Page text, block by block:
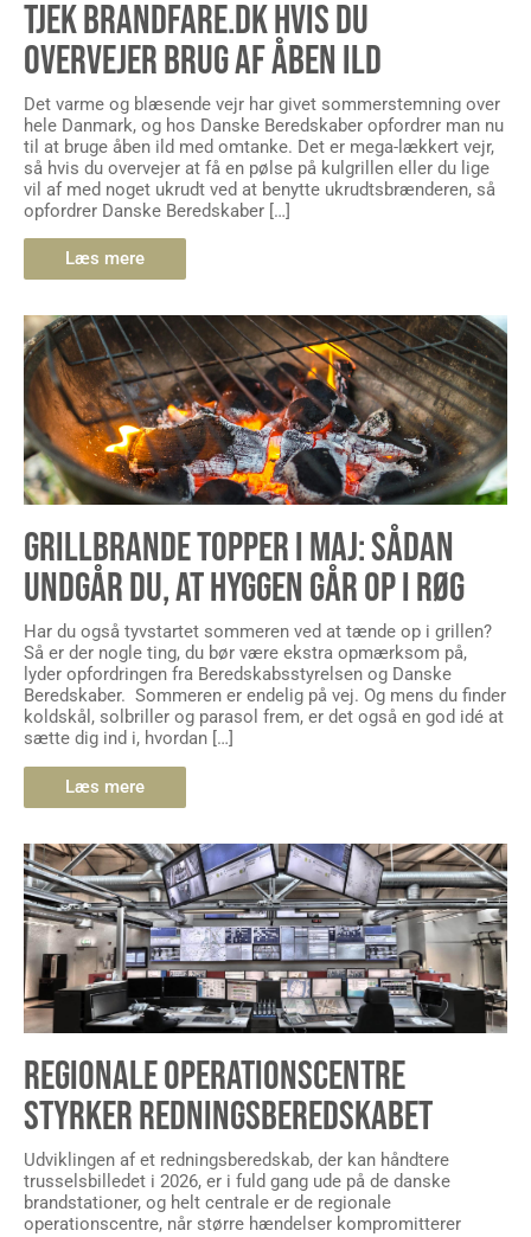
TJEK BRANDFARE.DK HVIS DU
OVERVEJER BRUG AF ÅBEN ILD
Det varme og blæsende vejr har givet sommerstemning over
hele Danmark, og hos Danske Beredskaber opfordrer man nu
til at bruge åben ild med omtanke. Det er mega-lækkert vejr,
så hvis du overvejer at få en pølse på kulgrillen eller du lige
vil af med noget ukrudt ved at benytte ukrudtsbrænderen, så
opfordrer Danske Beredskaber […]
Læs mere
GRILLBRANDE TOPPER I MAJ: SÅDAN
UNDGÅR DU, AT HYGGEN GÅR OP I RØG
Har du også tyvstartet sommeren ved at tænde op i grillen?
Så er der nogle ting, du bør være ekstra opmærksom på,
lyder opfordringen fra Beredskabsstyrelsen og Danske
Beredskaber. Sommeren er endelig på vej. Og mens du finder
koldskål, solbriller og parasol frem, er det også en god idé at
sætte dig ind i, hvordan […]
Læs mere
REGIONALE OPERATIONSCENTRE
STYRKER REDNINGSBEREDSKABET
Udviklingen af et redningsberedskab, der kan håndtere
trusselsbilledet i 2026, er i fuld gang ude på de danske
brandstationer, og helt centrale er de regionale
operationscentre, når større hændelser kompromitterer